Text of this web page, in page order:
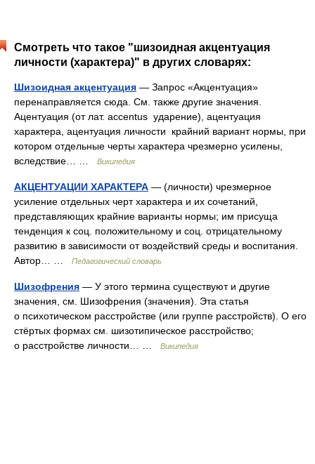
Смотреть что такое "шизоидная акцентуация
личности (характера)" в других словарях:
Шизоидная акцентуация — Запрос «Акцентуация»
перенаправляется сюда. Cм. также другие значения.
Ацентуация (от лат. accentus ударение), ацентуация
характера, ацентуация личности крайний вариант нормы, при
котором отдельные черты характера чрезмерно усилены,
вследствие… …
Википедия
АКЦЕНТУАЦИИ ХАРАКТЕРА — (личности) чрезмерное
усиление отдельных черт характера и их сочетаний,
представляющих крайние варианты нормы; им присуща
тенденция к соц. положительному и соц. отрицательному
развитию в зависимости от воздействий среды и воспитания.
Автор… …
Педагогический словарь
Шизофрения — У этого термина существуют и другие
значения, см. Шизофрения (значения). Эта статья
о психотическом расстройстве (или группе расстройств). О его
стёртых формах см. шизотипическое расстройство;
о расстройстве личности… …
Википедия